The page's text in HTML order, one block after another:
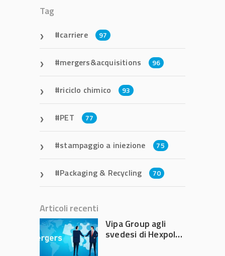
Tag
carriere 97
mergers&acquisitions 96
riciclo chimico 93
PET 77
stampaggio a iniezione 75
Packaging & Recycling 70
Articoli recenti
Vipa Group agli
svedesi di Hexpol